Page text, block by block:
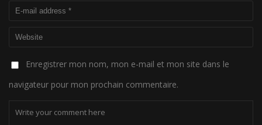
Enregistrer mon nom, mon e-mail et mon site dans le
navigateur pour mon prochain commentaire.